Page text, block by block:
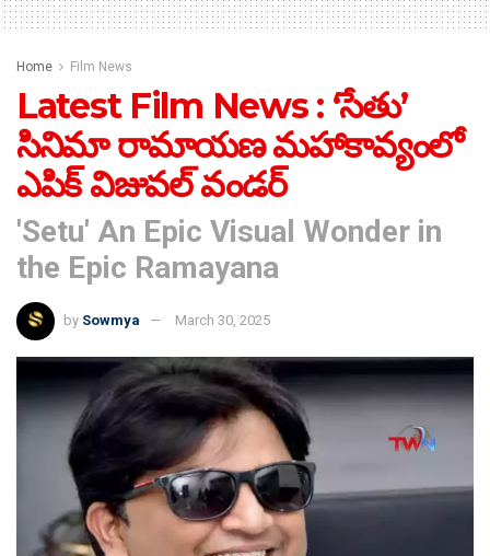
Home Film News
Latest Film News : ‘సేతు’
సినిమా రామాయణ మహాకావ్యంలో
ఎపిక్ విజువల్ వండర్
'Setu' An Epic Visual Wonder in
the Epic Ramayana
by Sowmya March 30, 2025